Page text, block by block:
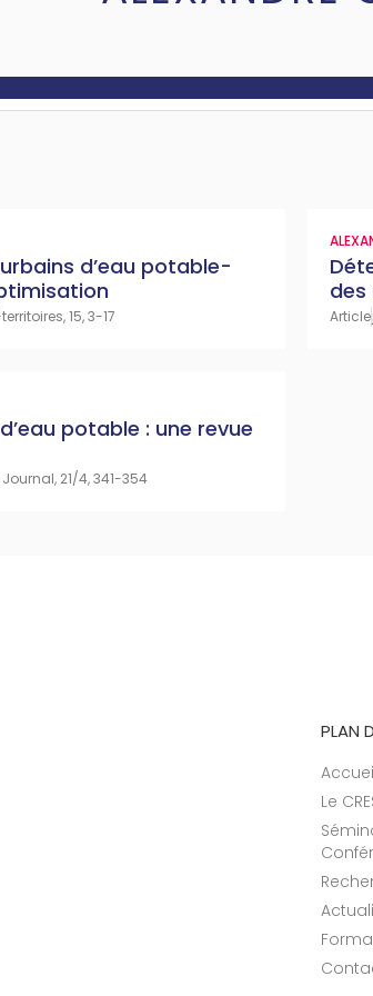
d’eau potable-
15, 3-17
des
Article
potable : une revue
21/4, 341-354
PLAN
Le